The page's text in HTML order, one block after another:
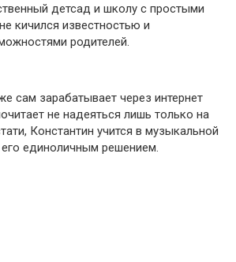
детсад и школу с простыми
кичился известностью и
родителей.
сам зарабатывает через интернет
не надеяться лишь только на
Константин учится в музыкальной
единоличным решением.